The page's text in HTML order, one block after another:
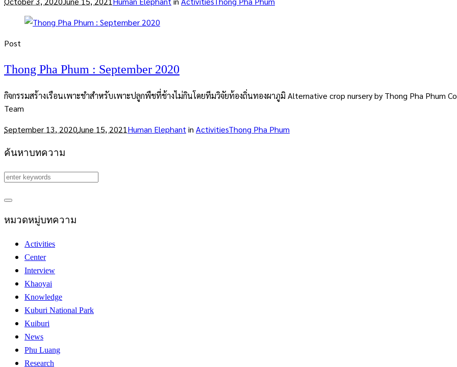
Post
Thong Pha Phum : September 2020
กิจกรรมสร้างเรือนเพาะชำสำหรับเพาะปลูกพืชที่ช้างไม่กินโดยทีมวิจัยท้องถิ่นทองผาภูมิ Alternative crop nursery by Thong Pha Phum
Team
September 13, 2020June 15, 2021 Human Elephant in ActivitiesThong Pha Phum
ค้นหาบทความ
หมวดหมู่บทความ
Activities
Center
Interview
Khaoyai
Knowledge
Kuburi National Park
Kuiburi
News
Phu Luang
Research